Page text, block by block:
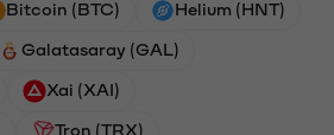
Bitcoin (BTC) Helium (HNT)
Galatasaray (GAL)
Xai (XAI)
Tron (TRX)